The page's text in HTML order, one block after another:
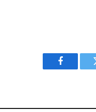
Facebook